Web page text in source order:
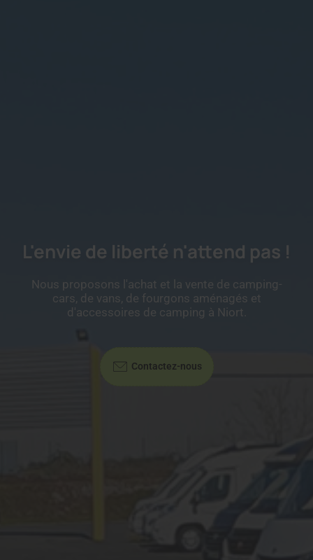
L'envie de liberté n'attend pas !
Nous proposons l'achat et la vente de camping-
cars, de vans, de fourgons aménagés et
d'accessoires de camping à Niort.
Contactez-nous